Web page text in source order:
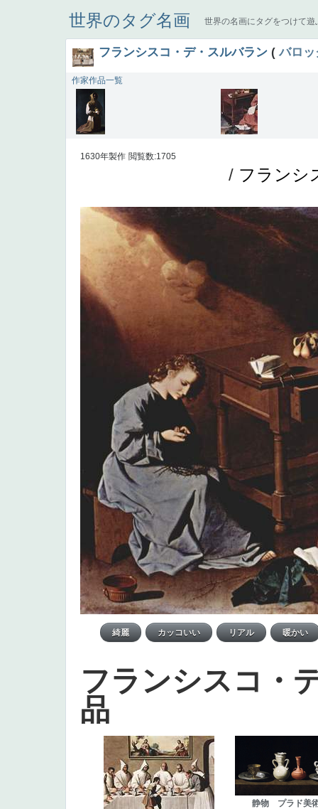
世界のタグ名画 世界の名画にタグをつけて遊
フランシスコ・デ・スルバラン (バロッ
作家作品一覧
1630年製作 閲覧数:1705
/ フランシ
フランシスコ・
品
静物 プラド美